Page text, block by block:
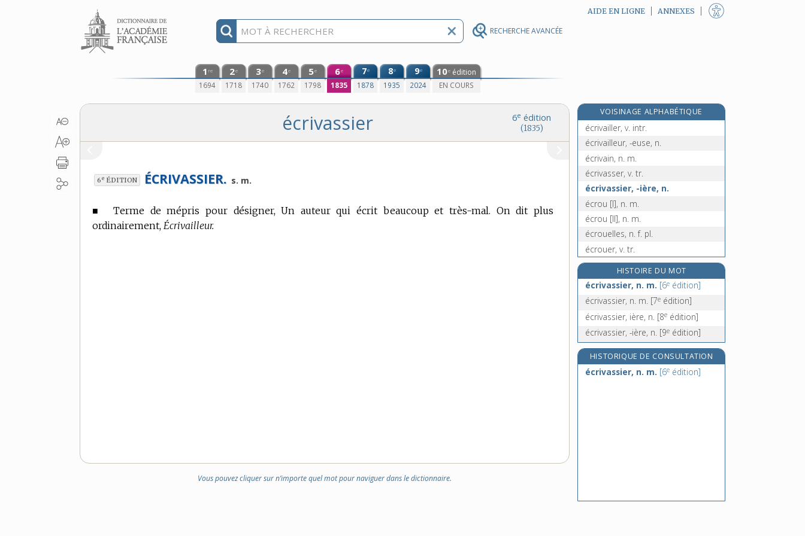
RECHERCHE AVANCÉE
Aller au contenu AIDE EN LIGNE ANNEXES
1 re
1694
2e
1718
3e
1740
4e
1762
5e
1798
6e
1835
7e
1878
8e
1935
9e
2024
10e édition
EN COURS
6e édition
(1835)
écrivassier
6e ÉDITION ÉCRIVASSIER. s. m.
■ Terme de mépris pour désigner, Un auteur qui écrit beaucoup et très-mal. On dit plus
ordinairement, Écrivailleur.
Vous pouvez cliquer sur n’importe quel mot pour naviguer dans le dictionnaire.
VOISINAGE ALPHABÉTIQUE
écriture, n. f.
écrivailler, v. intr.
écrivailleur, -euse, n.
écrivain, n. m.
écrivasser, v. tr.
écrivassier, -ière, n.
écrou [I], n. m.
écrou [II], n. m.
écrouelles, n. f. pl.
écrouer, v. tr.
écroues, n. f. pl.[7eédition]
écrouir, v. tr.
écrouissage, n. m.
écrouissement, n. m.
écroulé, -ée, adj.
HISTOIRE DU MOT
écrivassier, n. m. [6e édition]
écrivassier, n. m. [7e édition]
écrivassier, ière, n. [8e édition]
écrivassier, -ière, n. [9e édition]
HISTORIQUE DE CONSULTATION
écrivassier, n. m. [6e édition]